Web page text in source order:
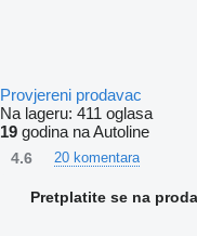
Provjereni prodavac
Na lageru: 411 oglasa
19 godina na Autoline
4.6 20 komentara
Pretplatite se na